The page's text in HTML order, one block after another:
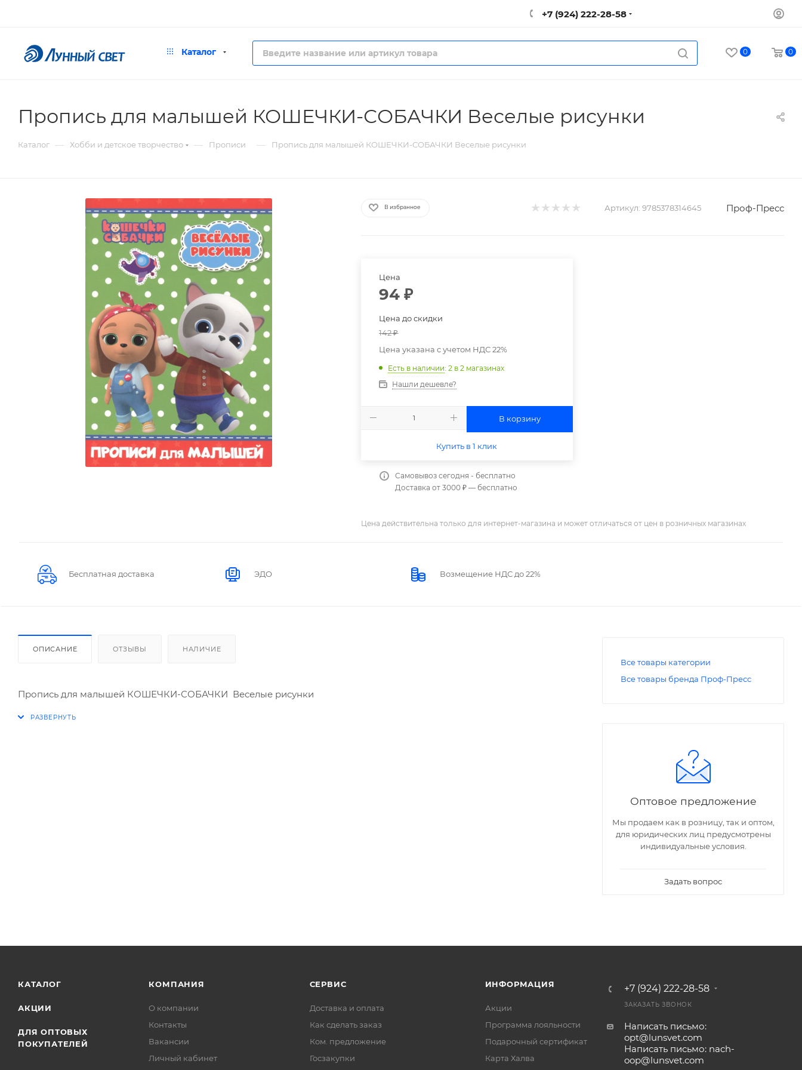
+7 (924) 222-28-58
Каталог 0 0
Пропись для малышей КОШЕЧКИ-СОБАЧКИ Веселые рисунки
Каталог — Хобби и детское творчество — Прописи — Пропись для малышей КОШЕЧКИ-СОБАЧКИ Веселые рисунки
В избранное Артикул: 9785378314645 Проф-Пресс
Цена
94 ₽
Цена до скидки
142₽
Цена указана с учетом НДС 22%
Есть в наличии: 2 в 2 магазинах
Нашли дешевле?
В корзину
Купить в 1 клик
Самовывоз сегодня - бесплатно
Доставка от 3000 ₽ — бесплатно
Цена действительна только для интернет-магазина и может отличаться от цен в розничных магазинах
Бесплатная доставка ЭДО Возмещение НДС до 22%
ОПИСАНИЕ ОТЗЫВЫ НАЛИЧИЕ
Пропись для малышей КОШЕЧКИ-СОБАЧКИ Веселые рисунки
Все товары категории
Все товары бренда Проф-Пресс
Оптовое предложение
Мы продаем как в розницу, так и оптом,
для юридических лиц предусмотрены
индивидуальные условия.
Задать вопрос
КАТАЛОГ
АКЦИИ
ДЛЯ ОПТОВЫХ
ПОКУПАТЕЛЕЙ
КОМПАНИЯ
О компании
Контакты
Вакансии
Личный кабинет
СЕРВИС
Доставка и оплата
Как сделать заказ
Ком. предложение
Госзакупки
ИНФОРМАЦИЯ
Акции
Программа лояльности
Подарочный сертификат
Карта Халва
+7 (924) 222-28-58
ЗАКАЗАТЬ ЗВОНОК
Написать письмо:
opt@lunsvet.com
Написать письмо: nach-
oop@lunsvet.com